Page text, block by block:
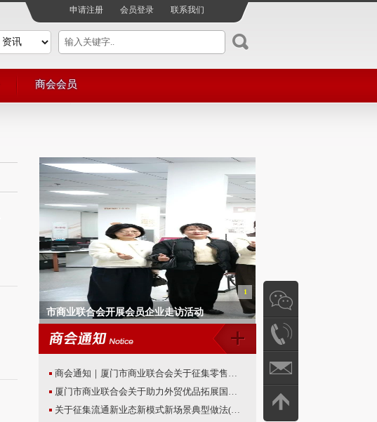
申请注册 会员登录 联系我们
商会会员
市商业联合会开展会员企业走访活动
1
商会通知｜厦门市商业联合会关于征集零售商创新案例的通知
厦门市商业联合会关于助力外贸优品拓展国内消费市场的倡议书
关于征集流通新业态新模式新场景典型做法(第一批)的通知